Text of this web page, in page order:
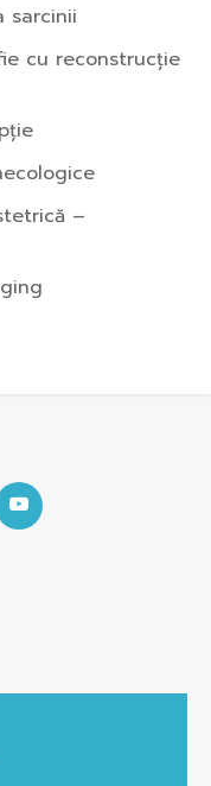
sarcinii
cu reconstrucție
–